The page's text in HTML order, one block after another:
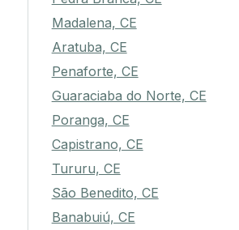
Madalena, CE
Aratuba, CE
Penaforte, CE
Guaraciaba do Norte, CE
Poranga, CE
Capistrano, CE
Tururu, CE
São Benedito, CE
Banabuiú, CE